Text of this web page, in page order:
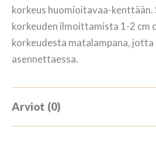
korkeus huomioitavaa-
korkeuden ilmoittamista 1-2 cm
korkeudesta matalampana, jotta
asennettaessa.
Arviot (0)